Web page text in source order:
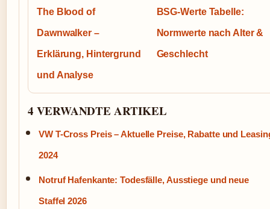
The Blood of
Dawnwalker –
Erklärung, Hintergrund
und Analyse
BSG-Werte Tabelle:
Normwerte nach Alter &
Geschlecht
4 VERWANDTE ARTIKEL
VW T-Cross Preis – Aktuelle Preise, Rabatte und
2024
Notruf Hafenkante: Todesfälle, Ausstiege und neue
Staffel 2026